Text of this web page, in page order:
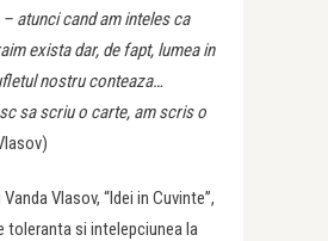
atunci cand am inteles ca
exista dar, de fapt, lumea in
nostru conteaza…
sa scriu o carte, am scris o
Vlasov, “Idei in Cuvinte”,
toleranta si intelepciunea la